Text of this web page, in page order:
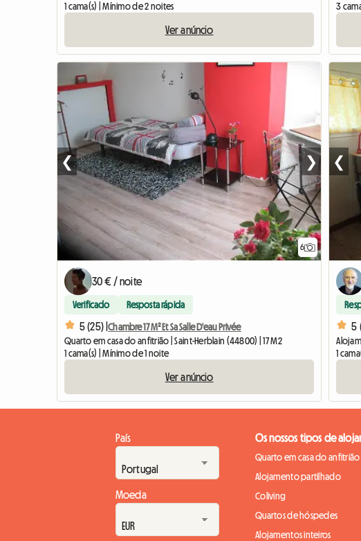
1 cama(s) | Mínimo de 2 noites
Ver anúncio
3
6
❮ ❯
30 € / noite
Verificado Resposta rápida
5 (25) |Chambre 17 M² Et Sa Salle D'eau Privée
Quarto em casa do anfitrião | Saint-Herblain (44800) | 17 M2
1 cama(s) | Mínimo de 1 noite
Ver anúncio
❮
5
1
País
Moeda
Os nossos tipos de
Quarto em casa do anfitrião
Alojamento partilhado
Coliving
Quartos de hóspedes
Alojamentos inteiros